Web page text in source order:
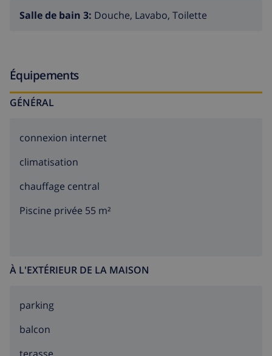
Salle de bain 3: Douche, Lavabo, Toilette
Équipements
GÉNÉRAL
connexion internet
climatisation
chauffage central
Piscine privée 55 m²
À L'EXTÉRIEUR DE LA MAISON
parking
balcon